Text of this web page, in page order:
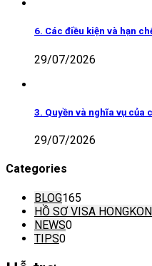
6. Các điều kiện và hạn
29/07/2026
3. Quyền và nghĩa vụ của
29/07/2026
Categories
BLOG165
HỒ SƠ VISA
NEWS0
TIPS0